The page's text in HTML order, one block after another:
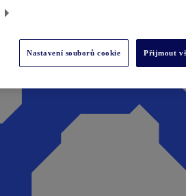
Nastavení souborů cookie Přijmout